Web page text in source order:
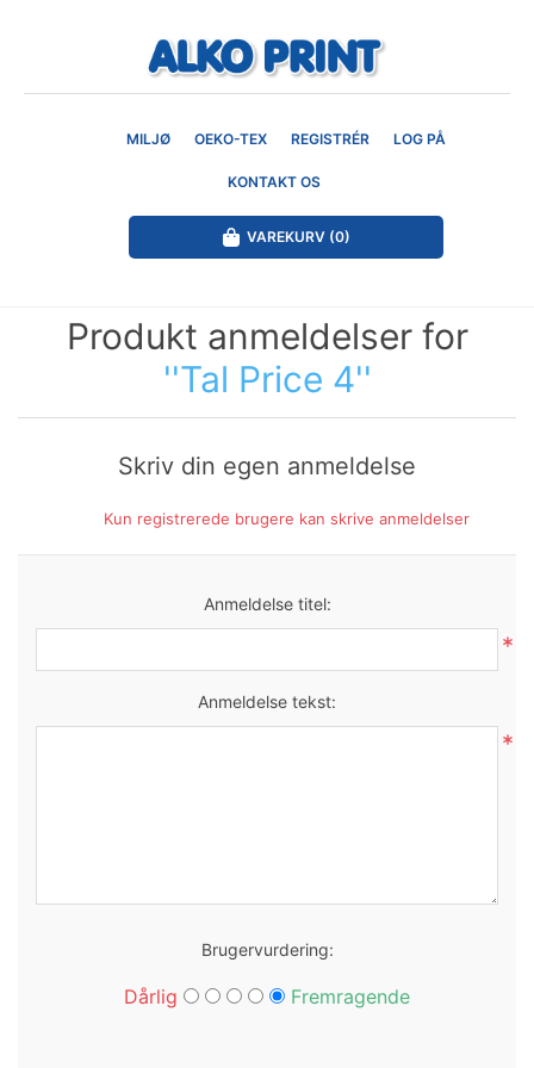
MILJØ OEKO-TEX REGISTRÉR LOG PÅ
KONTAKT OS
VAREKURV (0)
Produkt anmeldelser for
Tal Price 4
Skriv din egen anmeldelse
Kun registrerede brugere kan skrive anmeldelser
Anmeldelse titel:
*
Anmeldelse tekst:
*
Brugervurdering:
Dårlig Fremragende